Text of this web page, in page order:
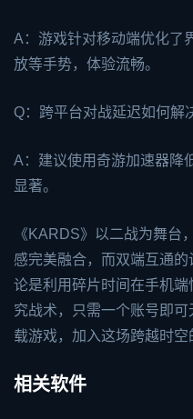
A：游戏针对移动端优化了
放等手势，体验流畅。
Q：跨平台对战延迟如何解
A：建议使用奇游加速器降
显著。
《KARDS》以二战为舞台
感完美融合，而双端互通
论是利用碎片时间在手机
究战术，只需一个账号即
载游戏，加入这场跨越时空
相关软件